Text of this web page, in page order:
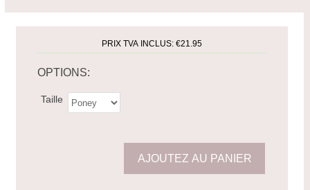
PRIX TVA INCLUS:€21.95
OPTIONS:
Taille